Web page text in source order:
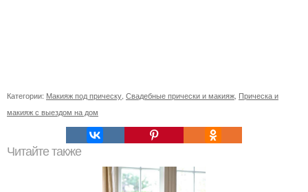
Категории: Макияж под прическу Свадебные прически и макияж Прическа и
макияж с выездом на дом
Читайте также